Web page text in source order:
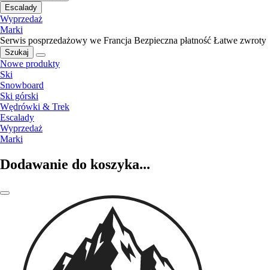
Escalady
Wyprzedaż
Marki
Serwis posprzedażowy we Francja Bezpieczna płatność Łatwe zwroty
Szukaj
Nowe produkty
Ski
Snowboard
Ski górski
Wędrówki & Trek
Escalady
Wyprzedaż
Marki
Dodawanie do koszyka...